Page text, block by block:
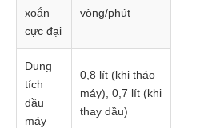
xoắn
cực đại
vòng/phút
Dung
tích
dầu
máy
0,8 lít (khi tháo
máy), 0,7 lít (khi
thay dầu)